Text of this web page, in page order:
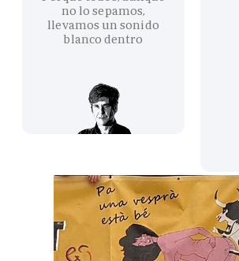
no lo sepamos,
llevamos un sonido
blanco dentro